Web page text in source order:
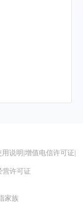
说明 增值电信许可证
营许可证
家族